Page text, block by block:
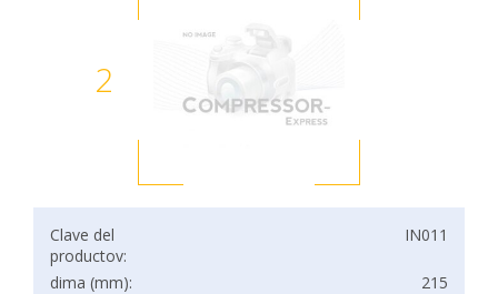
2
Clave del
productov:
IN011
dima (mm):
215